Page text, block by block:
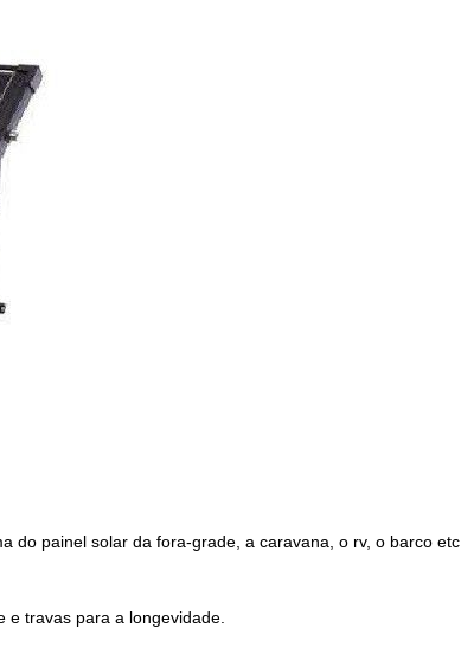
do painel solar da fora-grade, a caravana, o rv, o barco etc.
travas para a longevidade.